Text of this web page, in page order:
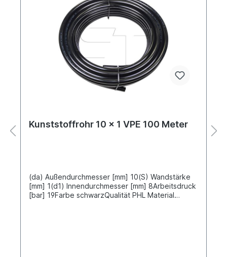
Kunststoffrohr 10 x 1 VPE 100 Meter
(da) Außendurchmesser [mm] 10(S) Wandstärke
[mm] 1(d1) Innendurchmesser [mm] 8Arbeitsdruck
[bar] 19Farbe schwarzQualität PHL Material